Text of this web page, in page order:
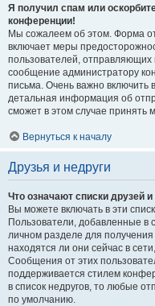
Я получил спам или
конференции!
Мы сожалеем об этом. Форма
включает меры
пользователей,
сообщение администратору
письма. Очень важно включить
детальная информация об
сможет в этом случае принять
Вернуться к началу
Друзья и недруги
Что означают списки друзей и
Вы можете включать в эти
Пользователи, добавленные в
личном разделе для
находятся ли они сейчас в
Сообщения от этих
поддерживается стилем
в список недругов, то любые
по умолчанию.